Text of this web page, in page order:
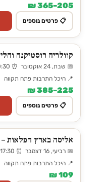
205–365 ₪
📋 פרטים נוספים
קוולריה רוסטיקנה
📅 שבת, 24 אוקטובר ⏰ 20:30
📍 היכל התרבות פתח תקווה
225–385 ₪
📋 פרטים נוספים
אליסה בארץ הפלאות –
📅 רביעי, 16 דצמבר ⏰ 17:30
📍 היכל התרבות פתח תקווה
109 ₪